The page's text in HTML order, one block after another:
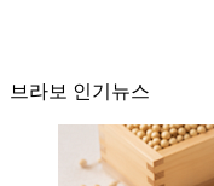
브라보 인기뉴스